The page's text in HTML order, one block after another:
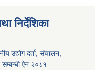
निर्देशिका
उद्योग दर्ता, संचालन,
ऐन २०८१